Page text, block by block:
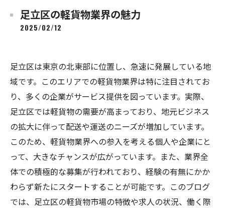
足立区の軽貨物業界の魅力
2025/02/12
足立区は東京の北東部に位置し、急速に発展している地
域です。このエリアでの軽貨物業界は特に注目されてお
り、多くの企業がサービス提供を図っています。実際、
足立区では軽貨物の需要が高まっており、地元ビジネス
の拡大に伴って配送や運送のニーズが増加しています。
このため、軽貨物業界への参入を考える個人や企業にと
って、大きなチャンスが広がっています。また、業界全
体での積極的な募集が行われており、経験の有無にかか
わらず新たにスタートすることが可能です。このブログ
では、足立区の軽貨物市場の特徴や求人の状況、働く際